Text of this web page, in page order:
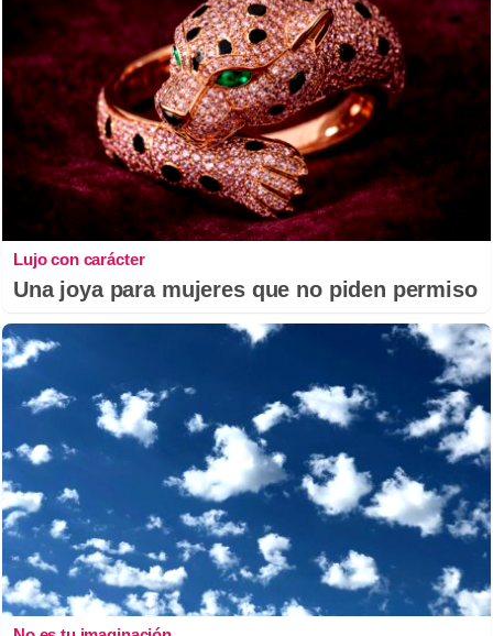
Lujo con carácter
Una joya para mujeres que no piden permiso